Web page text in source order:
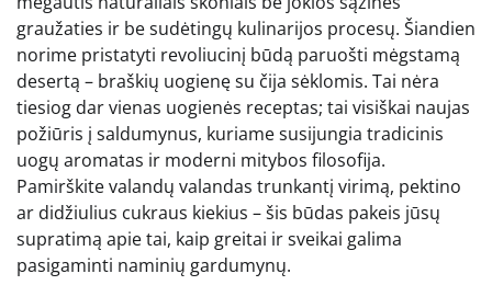
graužaties ir be sudėtingų kulinarijos procesų. Šiandien
norime pristatyti revoliucinį būdą paruošti mėgstamą
desertą – braškių uogienę su čija sėklomis. Tai nėra
tiesiog dar vienas uogienės receptas; tai visiškai naujas
požiūris į saldumynus, kuriame susijungia tradicinis
uogų aromatas ir moderni mitybos filosofija.
Pamirškite valandų valandas trunkantį virimą, pektino
ar didžiulius cukraus kiekius – šis būdas pakeis jūsų
supratimą apie tai, kaip greitai ir sveikai galima
pasigaminti naminių gardumynų.